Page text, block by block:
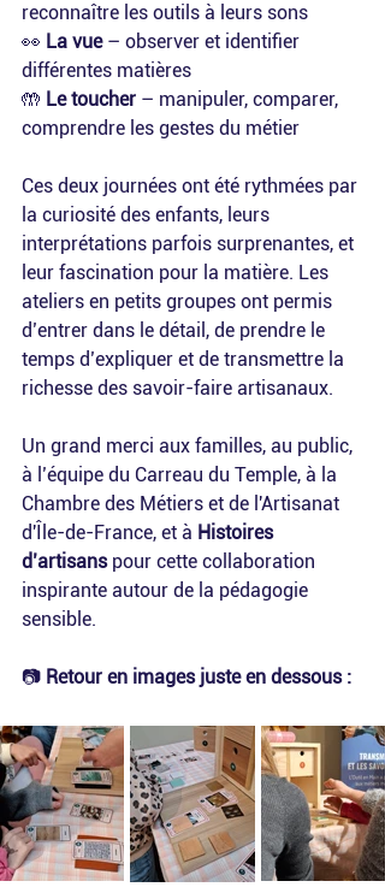
reconnaître les outils à leurs sons
👀 La vue – observer et identifier
différentes matières
🤲 Le toucher – manipuler, comparer,
comprendre les gestes du métier
Ces deux journées ont été rythmées par
la curiosité des enfants, leurs
interprétations parfois surprenantes, et
leur fascination pour la matière. Les
ateliers en petits groupes ont permis
d’entrer dans le détail, de prendre le
temps d’expliquer et de transmettre la
richesse des savoir-faire artisanaux.
Un grand merci aux familles, au public,
à l’équipe du Carreau du Temple, à la
Chambre des Métiers et de l'Artisanat
d'Île-de-France, et à Histoires
d’artisans pour cette collaboration
inspirante autour de la pédagogie
sensible.
📷 Retour en images juste en dessous :